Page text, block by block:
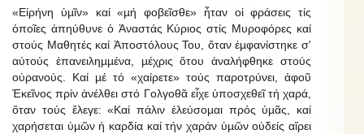
«Εἰρήνη ὑµῖν» καί «µή φοβεῖσθε» ἦταν οἱ φράσεις τίς
ὁποῖες ἀπηύθυνε ὁ Ἀναστάς Κύριος στίς Μυροφόρες καί
στούς Μαθητές καί Ἀποστόλους Του, ὅταν ἐµφανίστηκε σ'
αὐτούς ἐπανειληµµένα, µέχρις ὅτου ἀναλήφθηκε στούς
οὐρανούς. Καί µέ τό «χαίρετε» τούς παροτρύνει, ἀφοῦ
Ἐκεῖνος πρίν ἀνέλθει στό Γολγοθᾶ εἶχε ὑποσχεθεῖ τή χαρά,
ὅταν τούς ἔλεγε: «Καί πάλιν ἐλεύσοµαι πρός ὑµᾶς, καί
χαρήσεται ὑµῶν ἡ καρδία καί τήν χαράν ὑµῶν οὐδείς αἴρει